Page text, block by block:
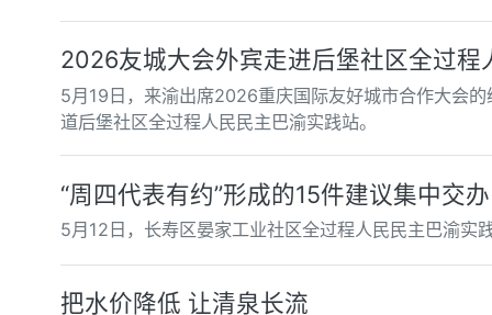
2026友城大会外宾走进后堡社区全过程
5月19日，来渝出席2026重庆国际友好城市合作大会
道后堡社区全过程人民民主巴渝实践站。
“周四代表有约”形成的15件建议集中交办
5月12日，长寿区晏家工业社区全过程人民民主巴渝实
把水价降低 让清泉长流